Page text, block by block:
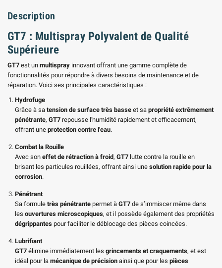
Description
GT7 : Multispray Polyvalent de Qualité
Supérieure
GT7 est un multispray innovant offrant une gamme complète de
fonctionnalités pour répondre à divers besoins de maintenance et de
réparation. Voici ses principales caractéristiques :
Hydrofuge
Grâce à sa tension de surface très basse et sa propriété extrêmement
pénétrante, GT7 repousse l'humidité rapidement et efficacement,
offrant une protection contre l'eau.
Combat la Rouille
Avec son effet de rétraction à froid, GT7 lutte contre la rouille en
brisant les particules rouillées, offrant ainsi une solution rapide pour la
corrosion.
Pénétrant
Sa formule très pénétrante permet à GT7 de s’immiscer même dans
les ouvertures microscopiques, et il possède également des propriétés
dégrippantes pour faciliter le déblocage des pièces coincées.
Lubrifiant
GT7 élimine immédiatement les grincements et craquements, et est
idéal pour la mécanique de précision ainsi que pour les pièces